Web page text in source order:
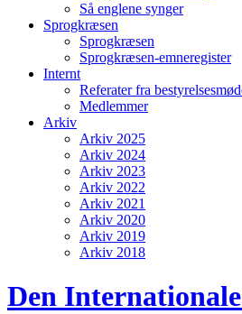
Så englene synger
Sprogkræsen
Sprogkræsen
Sprogkræsen-emneregister
Internt
Referater fra
Medlemmer
Arkiv
Arkiv 2025
Arkiv 2024
Arkiv 2023
Arkiv 2022
Arkiv 2021
Arkiv 2020
Arkiv 2019
Arkiv 2018
Den